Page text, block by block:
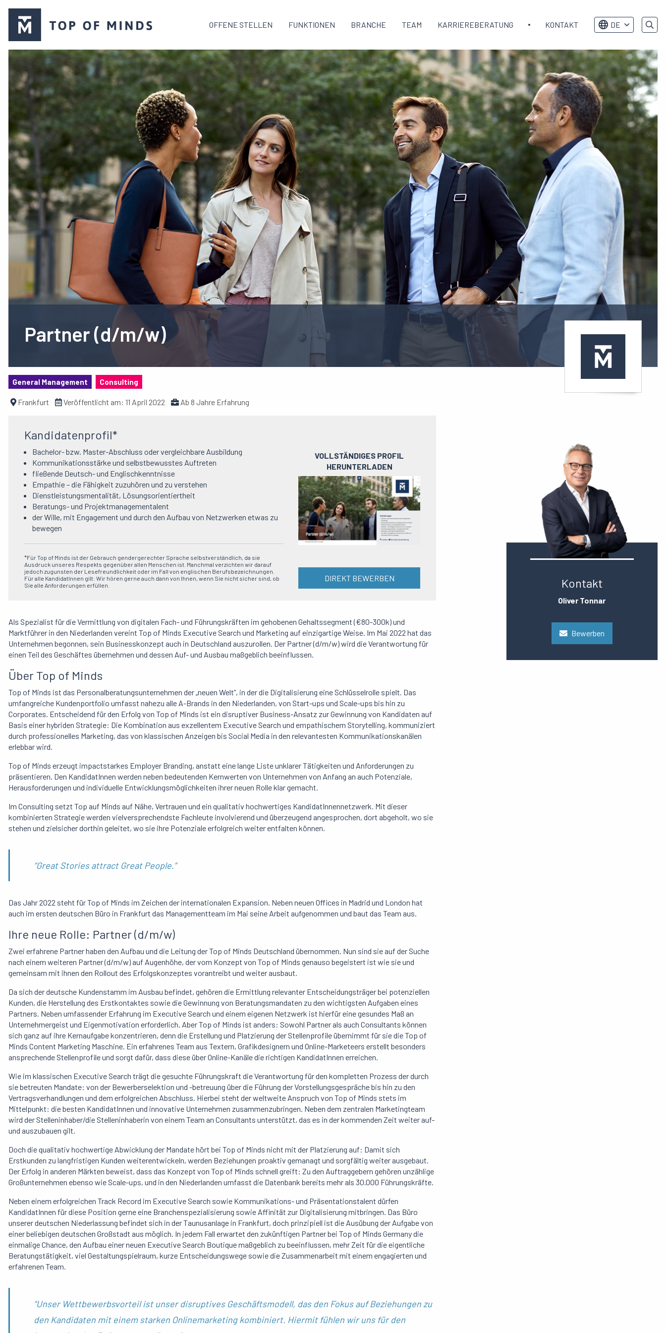
logo
OFFENE STELLEN FUNKTIONEN BRANCHE TEAM KARRIEREBERATUNG KONTAKT DE
Partner (d/m/w)
General Management Consulting
Frankfurt Veröffentlicht am: 11 April 2022 Ab 8 Jahre Erfahrung
Kandidatenprofil*
Bachelor- bzw. Master-Abschluss oder vergleichbare Ausbildung
Kommunikationsstärke und selbstbewusstes Auftreten
fließende Deutsch- und Englischkenntnisse
Empathie – die Fähigkeit zuzuhören und zu verstehen
Dienstleistungsmentalität, Lösungsorientiertheit
Beratungs- und Projektmanagementalent
der Wille, mit Engagement und durch den Aufbau von Netzwerken etwas zu
bewegen
*Für Top of Minds ist der Gebrauch gendergerechter Sprache selbstverständlich, da sie
Ausdruck unseres Respekts gegenüber allen Menschen ist. Manchmal verzichten wir darauf
jedoch zugunsten der Lesefreundlichkeit oder im Fall von englischen Berufsbezeichnungen.
Für alle KandidatInnen gilt: Wir hören gerne auch dann von Ihnen, wenn Sie nicht sicher sind, ob
Sie alle Anforderungen erfüllen.
VOLLSTÄNDIGES PROFIL
HERUNTERLADEN
Preview
pdf
DIREKT BEWERBEN
Als Spezialist für die Vermittlung von digitalen Fach- und Führungskräften im gehobenen Gehaltssegment (€80-300k) und
Marktführer in den Niederlanden vereint Top of Minds Executive Search und Marketing auf einzigartige Weise. Im Mai 2022 hat das
Unternehmen begonnen, sein Businesskonzept auch in Deutschland auszurollen. Der Partner (d/m/w) wird die Verantwortung für
einen Teil des Geschäftes übernehmen und dessen Auf- und Ausbau maßgeblich beeinflussen.
Über Top of Minds
Top of Minds ist das Personalberatungsunternehmen der „neuen Welt”, in der die Digitalisierung eine Schlüsselrolle spielt. Das
umfangreiche Kundenportfolio umfasst nahezu alle A-Brands in den Niederlanden, von Start-ups und Scale-ups bis hin zu
Corporates. Entscheidend für den Erfolg von Top of Minds ist ein disruptiver Business-Ansatz zur Gewinnung von Kandidaten auf
Basis einer hybriden Strategie: Die Kombination aus exzellentem Executive Search und empathischem Storytelling, kommuniziert
durch professionelles Marketing, das von klassischen Anzeigen bis Social Media in den relevantesten Kommunikationskanälen
erlebbar wird.
Top of Minds erzeugt impactstarkes Employer Branding, anstatt eine lange Liste unklarer Tätigkeiten und Anforderungen zu
präsentieren. Den KandidatInnen werden neben bedeutenden Kernwerten von Unternehmen von Anfang an auch Potenziale,
Herausforderungen und individuelle Entwicklungsmöglichkeiten ihrer neuen Rolle klar gemacht.
Im Consulting setzt Top auf Minds auf Nähe, Vertrauen und ein qualitativ hochwertiges KandidatInnennetzwerk. Mit dieser
kombinierten Strategie werden vielversprechendste Fachleute involvierend und überzeugend angesprochen, dort abgeholt, wo sie
stehen und zielsicher dorthin geleitet, wo sie ihre Potenziale erfolgreich weiter entfalten können.
“Great Stories attract Great People.”
Das Jahr 2022 steht für Top of Minds im Zeichen der internationalen Expansion. Neben neuen Offices in Madrid und London hat
auch im ersten deutschen Büro in Frankfurt das Managementteam im Mai seine Arbeit aufgenommen und baut das Team aus.
Ihre neue Rolle: Partner (d/m/w)
Zwei erfahrene Partner haben den Aufbau und die Leitung der Top of Minds Deutschland übernommen. Nun sind sie auf der Suche
nach einem weiteren Partner (d/m/w) auf Augenhöhe, der vom Konzept von Top of Minds genauso begeistert ist wie sie und
gemeinsam mit ihnen den Rollout des Erfolgskonzeptes vorantreibt und weiter ausbaut.
Da sich der deutsche Kundenstamm im Ausbau befindet, gehören die Ermittlung relevanter Entscheidungsträger bei potenziellen
Kunden, die Herstellung des Erstkontaktes sowie die Gewinnung von Beratungsmandaten zu den wichtigsten Aufgaben eines
Partners. Neben umfassender Erfahrung im Executive Search und einem eigenen Netzwerk ist hierfür eine gesundes Maß an
Unternehmergeist und Eigenmotivation erforderlich. Aber Top of Minds ist anders: Sowohl Partner als auch Consultants können
sich ganz auf ihre Kernaufgabe konzentrieren, denn die Erstellung und Platzierung der Stellenprofile übernimmt für sie die Top of
Minds Content Marketing Maschine. Ein erfahrenes Team aus Textern, Grafikdesignern und Online-Marketeers erstellt besonders
ansprechende Stellenprofile und sorgt dafür, dass diese über Online-Kanäle die richtigen KandidatInnen erreichen.
Wie im klassischen Executive Search trägt die gesuchte Führungskraft die Verantwortung für den kompletten Prozess der durch
sie betreuten Mandate: von der Bewerberselektion und -betreuung über die Führung der Vorstellungsgespräche bis hin zu den
Vertragsverhandlungen und dem erfolgreichen Abschluss. Hierbei steht der weltweite Anspruch von Top of Minds stets im
Mittelpunkt: die besten KandidatInnen und innovative Unternehmen zusammenzubringen. Neben dem zentralen Marketingteam
wird der Stelleninhaber/die Stelleninhaberin von einem Team an Consultants unterstützt, das es in der kommenden Zeit weiter auf-
und auszubauen gilt.
Doch die qualitativ hochwertige Abwicklung der Mandate hört bei Top of Minds nicht mit der Platzierung auf: Damit sich
Erstkunden zu langfristigen Kunden weiterentwickeln, werden Beziehungen proaktiv gemanagt und sorgfältig weiter ausgebaut.
Der Erfolg in anderen Märkten beweist, dass das Konzept von Top of Minds schnell greift: Zu den Auftraggebern gehören unzählige
Großunternehmen ebenso wie Scale-ups, und in den Niederlanden umfasst die Datenbank bereits mehr als 30.000 Führungskräfte.
Neben einem erfolgreichen Track Record im Executive Search sowie Kommunikations- und Präsentationstalent dürfen
KandidatInnen für diese Position gerne eine Branchenspezialisierung sowie Affinität zur Digitalisierung mitbringen. Das Büro
unserer deutschen Niederlassung befindet sich in der Taunusanlage in Frankfurt, doch prinzipiell ist die Ausübung der Aufgabe von
einer beliebigen deutschen Großstadt aus möglich. In jedem Fall erwartet den zukünftigen Partner bei Top of Minds Germany die
einmalige Chance, den Aufbau einer neuen Executive Search Boutique maßgeblich zu beeinflussen, mehr Zeit für die eigentliche
Beratungstätigkeit, viel Gestaltungspielraum, kurze Entscheidungswege sowie die Zusammenarbeit mit einem engagierten und
erfahrenen Team.
“Unser Wettbewerbsvorteil ist unser disruptives Geschäftsmodell, das den Fokus auf Beziehungen zu
den Kandidaten mit einem starken Onlinemarketingkombiniert. Hiermit fühlen wir uns fürden
Kontakt
Oliver Tonnar
Bewerben